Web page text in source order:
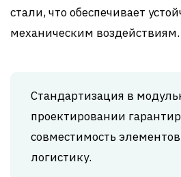
стали, что обеспечивает
механическим воздействиям.
Стандартизация в
проектировании
совместимость
логистику.